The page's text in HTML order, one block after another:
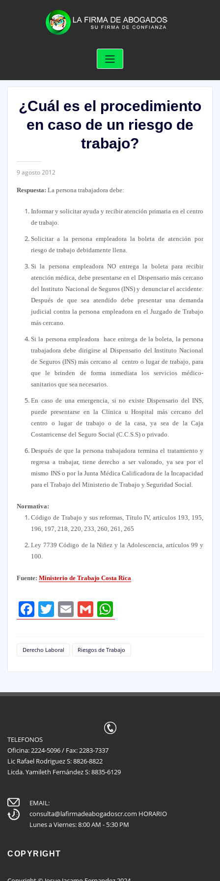
¿Cuál es el procedimiento
en caso de un riesgo de
trabajo?
9 agosto 2012
Respuesta: La persona trabajadora debe:
Informar y solicitar ayuda y recibir atención primaria en el centro
de trabajo.
Solicitar a la persona empleadora la boleta de atención por
riesgo de trabajo debidamente llena.
Si la persona empleadora NO entrega la boleta para recibir
atención médica, debe presentarse en el Dispensario más cercano
del Instituto Nacional de Seguros (INS) y denunciar el accidente.
Después de que sea atendido debe presentar una demanda
judicial contra la persona empleadora en el Juzgado de Trabajo
más cercano.
Si la persona empleadora hace entrega de la boleta, la persona
trabajadora debe dirigirse al Dispensario del Instituto Nacional
de Seguros (INS) más cercano al centro o lugar de trabajo, para
que le brinden de forma inmediata los servicios médico-
sanitarios que sea necesarios.
En caso de una emergencia, si no existe Dispensario del INS,
puede presentarse en la Clínica u Hospital más cercano del
centro o lugar de trabajo o de la casa, ya sea de la Caja
Costarricense del Seguro Social (C.C.S.S) o privado.
Después de que la persona trabajadora termina el tratamiento y
regresa a trabajar, tiene derecho a ser valorado, ya sea por el
mismo INS o por la Junta Médica Calificadora de la Incapacidad
para el Trabajo del Ministerio de Trabajo y Seguridad Social.
Normativa:
Código de Trabajo y sus reformas, Título IV, artículos 193, 195,
196, 197, 218, 220, 233, 260, 261, 265
Ley 7739 Código de la Niñez y la Adolescencia, artículos 99 y
100.
Fuente: Ministerio de Trabajo Costa Rica
Facebook
Twitter
Email
GmailWhatsApp
Derecho Laboral Riesgos de Trabajo
TELEFONOS
Oficina: 2224-5096 / Fax: 2283-7337
Lic Rafael Rodriguez S: 8826-8822
Licda. Yamileth Fernández S: 8835-6129
EMAIL:
consulta@lafirmadeabogadoscr.com HORARIO
Lunes a Viernes: 8:00 AM - 5:30 PM
COPYRIGHT